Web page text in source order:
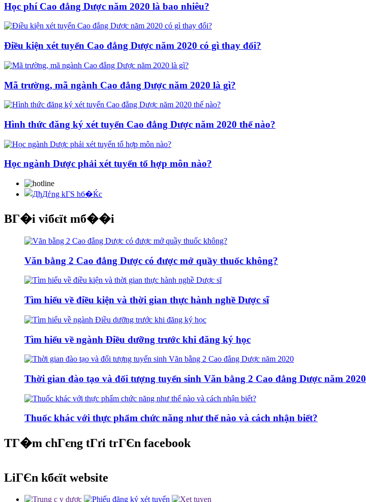
Học phí Cao đẳng Dược năm 2020 là bao nhiêu?
Điều kiện xét tuyển Cao đẳng Dược năm 2020 có gì thay đổi?
Mã trường, mã ngành Cao đẳng Dược năm 2020 là gì?
Hình thức đăng ký xét tuyển Cao đẳng Dược năm 2020 thế nào?
Học ngành Dược phải xét tuyển tổ hợp môn nào?
BГ�i viбєїt mб��i
Văn bằng 2 Cao đẳng Dược có được mở quầy thuốc không?
Tìm hiểu về điều kiện và thời gian thực hành nghề Dược sĩ
Tìm hiểu về ngành Điều dưỡng trước khi đăng ký học
Thời gian đào tạo và đối tượng tuyển sinh Văn bằng 2 Cao đẳng Dược năm 2020
Thuốc khác với thực phẩm chức năng như thế nào và cách nhận biết?
TГ�m chГєng tГґi trГЄn facebook
LiГЄn kбєїt website